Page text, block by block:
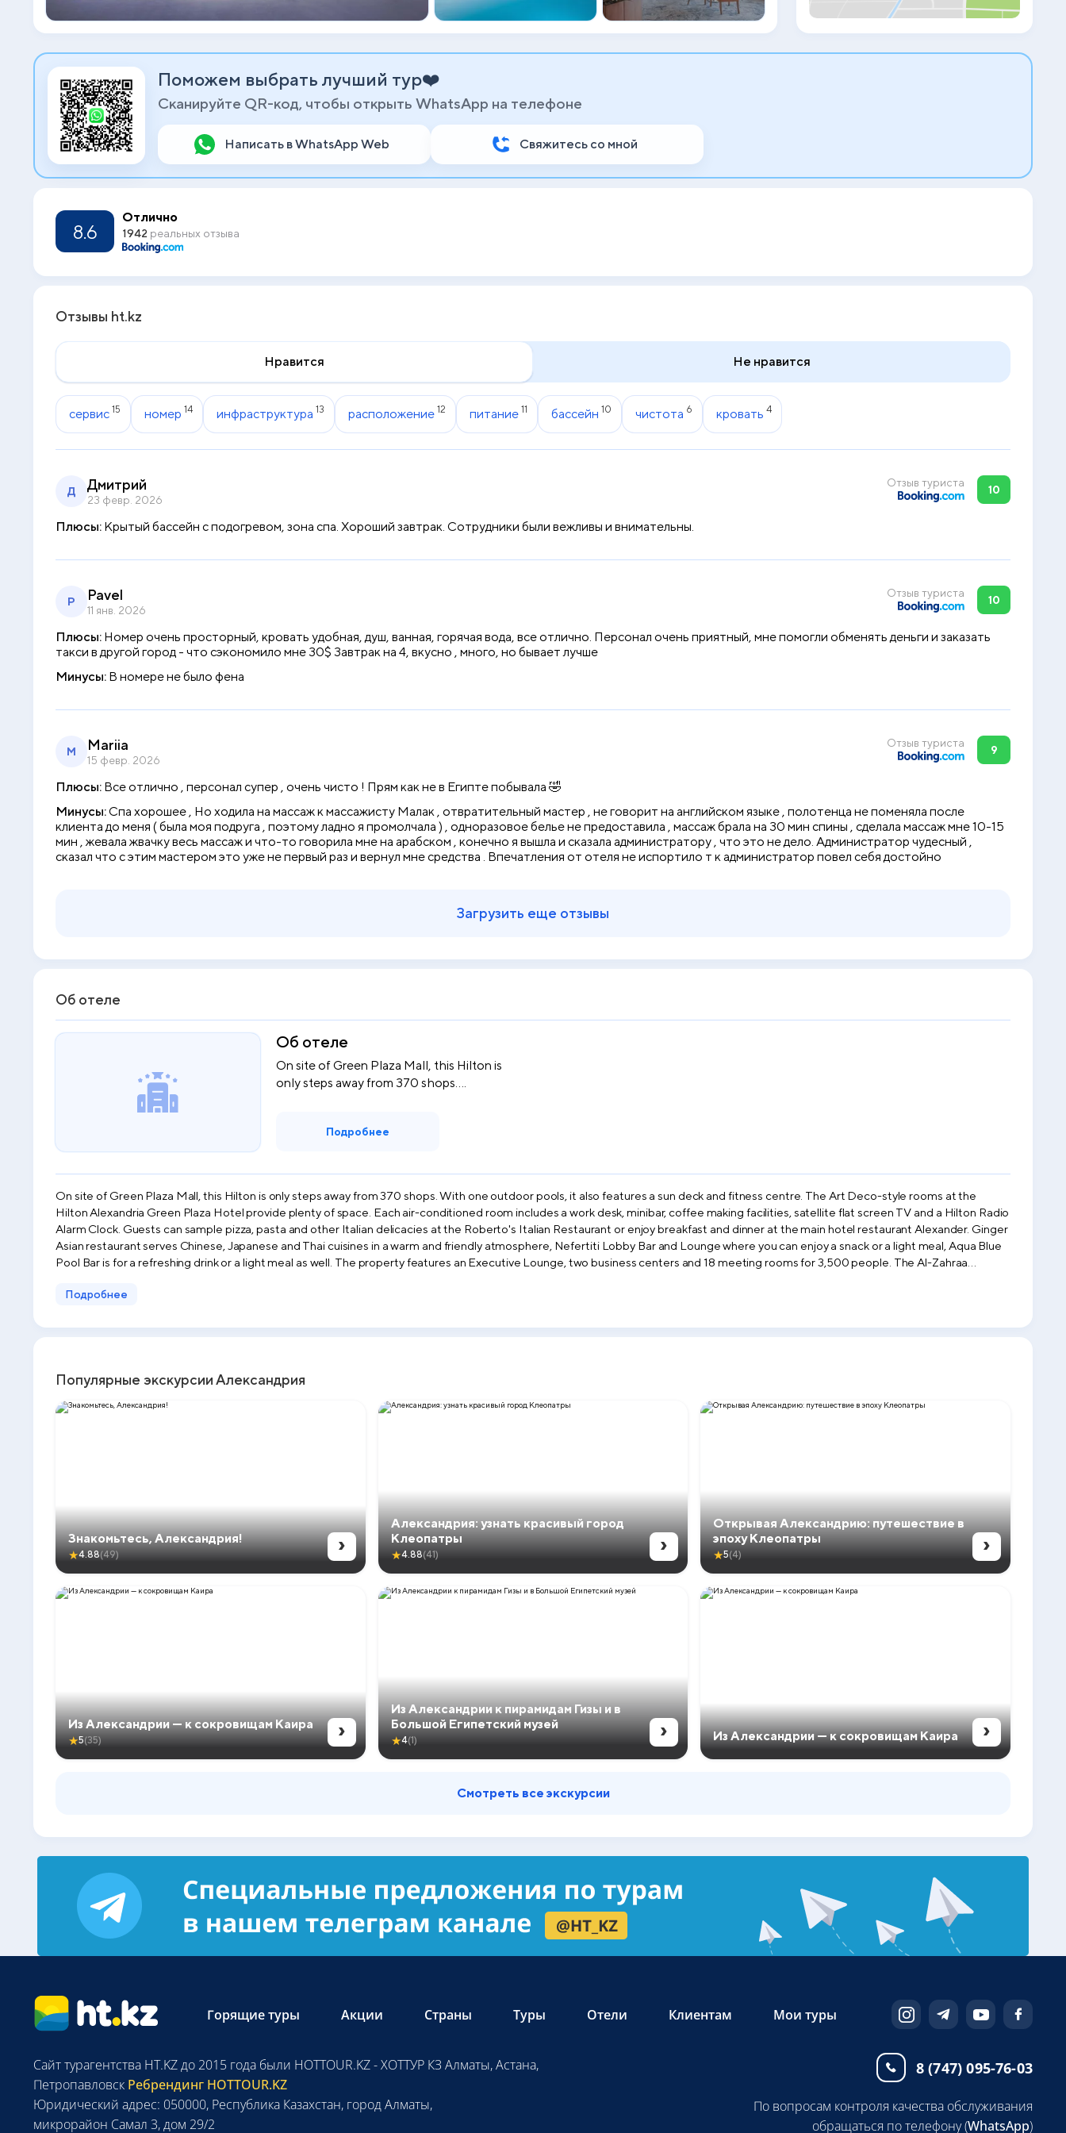
refreshing drink or a light meal as well. The
property features an Executive Lounge, two
business centers and 18 meeting rooms for
Поможем выбрать лучший тур❤️
Сканируйте QR-код, чтобы открыть WhatsApp на телефоне
Написать в WhatsApp Web Свяжитесь со мной
8.6
Отлично
1942 реальных отзыва
Отзывы ht.kz
Нравится Не нравится
сервис 15 номер 14 инфраструктура 13 расположение 12 питание 11 бассейн 10 чистота 6 кровать 4
Д Дмитрий
23 февр. 2026
Отзыв туриста
10
Плюсы: Крытый бассейн с подогревом, зона спа. Хороший завтрак. Сотрудники были вежливы и внимательны.
P Pavel
11 янв. 2026
Отзыв туриста
10
Плюсы: Номер очень просторный, кровать удобная, душ, ванная, горячая вода, все отлично. Персонал очень приятный, мне помогли обменять деньги и заказать
такси в другой город - что сэкономило мне 30$ Завтрак на 4, вкусно , много, но бывает лучше
Минусы: В номере не было фена
M Mariia
15 февр. 2026
Отзыв туриста
9
Плюсы: Все отлично , персонал супер , очень чисто ! Прям как не в Египте побывала 🤣
Минусы:Спа хорошее , Но ходила на массаж к массажисту Малак , отвратительный мастер , не говорит на английском языке , полотенца не поменяла после
клиента до меня ( была моя подруга , поэтому ладно я промолчала ) , одноразовое белье не предоставила , массаж брала на 30 мин спины , сделала массаж мне 10-15
мин , жевала жвачку весь массаж и что-то говорила мне на арабском , конечно я вышла и сказала администратору , что это не дело. Администратор чудесный ,
сказал что с этим мастером это уже не первый раз и вернул мне средства . Впечатления от отеля не испортило т к администратор повел себя достойно
Загрузить еще отзывы
Об отеле
Об отеле
On site of Green Plaza Mall, this Hilton is
only steps away from 370 shops....
Подробнее
On site of Green Plaza Mall, this Hilton is only steps away from 370 shops. With one outdoor pools, it also features a sun deck and fitness centre. The Art Deco-style rooms at the
Hilton Alexandria Green Plaza Hotel provide plenty of space. Each air-conditioned room includes a work desk, minibar, coffee making facilities, satellite flat screen TV and a Hilton Radio
Alarm Clock. Guests can sample pizza, pasta and other Italian delicacies at the Roberto's Italian Restaurant or enjoy breakfast and dinner at the main hotel restaurant Alexander. Ginger
Asian restaurant serves Chinese, Japanese and Thai cuisines in a warm and friendly atmosphere, Nefertiti Lobby Bar and Lounge where you can enjoy a snack or a light meal, Aqua Blue
Pool Bar is for a refreshing drink or a light meal as well. The property features an Executive Lounge, two business centers and 18 meeting rooms for 3,500 people. The Al-Zahraa
reception. Borg El Arab Airport is 45 minutes away.
Подробнее
Популярные экскурсии Александрия
Знакомьтесь, Александрия!
★4.88(49) ›
Александрия: узнать красивый город
Клеопатры
★4.88(41) ›
Открывая Александрию: путешествие в
эпоху Клеопатры
★5(4) ›
Из Александрии — к сокровищам Каира
★5(35) ›
Из Александрии к пирамидам Гизы и в
Большой Египетский музей
★4(1) › Из Александрии — к сокровищам Каира ›
Смотреть все экскурсии
Горящие туры Акции Страны Туры Отели Клиентам Мои туры
8 (747) 095-76-03
Сайт турагентства HT.KZ до 2015 года были HOTTOUR.KZ - ХОТТУР КЗ Алматы, Астана,
Петропавловск Ребрендинг HOTTOUR.KZ
Юридический адрес: 050000, Республика Казахстан, город Алматы,
микрорайон Самал 3, дом 29/2
По вопросам контроля качества обслуживания
обращаться по телефону (WhatsApp)